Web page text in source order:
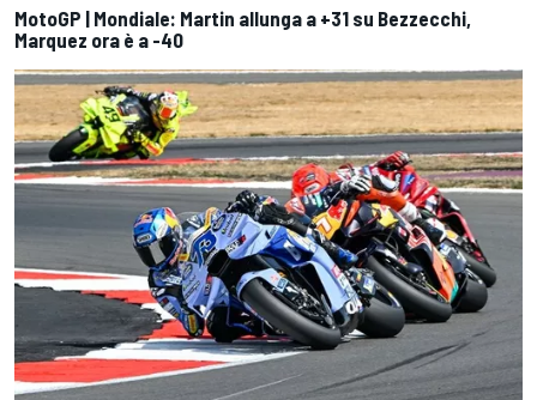
MotoGP | Mondiale: Martin allunga a +31 su Bezzecchi,
Marquez ora è a -40